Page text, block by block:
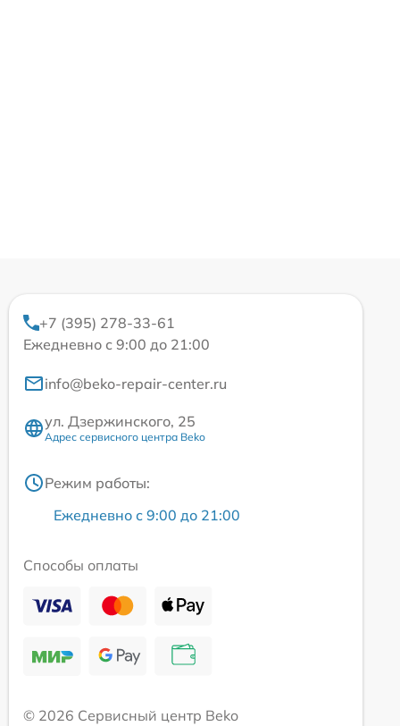
+7 (395) 278-33-61
Ежедневно с 9:00 до 21:00
info@beko-repair-center.ru
ул. Дзержинского, 25
Адрес сервисного центра Beko
Режим работы:
Ежедневно с 9:00 до 21:00
Способы оплаты
© 2026 Сервисный центр Beko